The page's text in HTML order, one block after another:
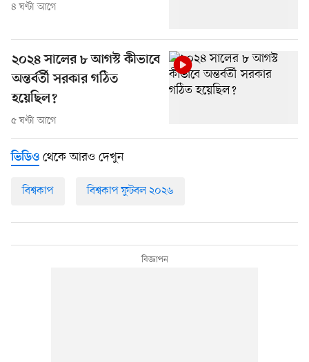
৪ ঘণ্টা আগে
২০২৪ সালের ৮ আগস্ট কীভাবে
অন্তর্বর্তী সরকার গঠিত
হয়েছিল?
৫ ঘণ্টা আগে
ভিডিও থেকে আরও দেখুন
বিশ্বকাপ বিশ্বকাপ ফুটবল ২০২৬